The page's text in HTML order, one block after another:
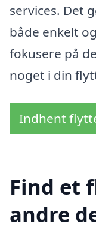
services. Det
både enkelt
fokusere på
noget i din
Indhent
Find et
andre